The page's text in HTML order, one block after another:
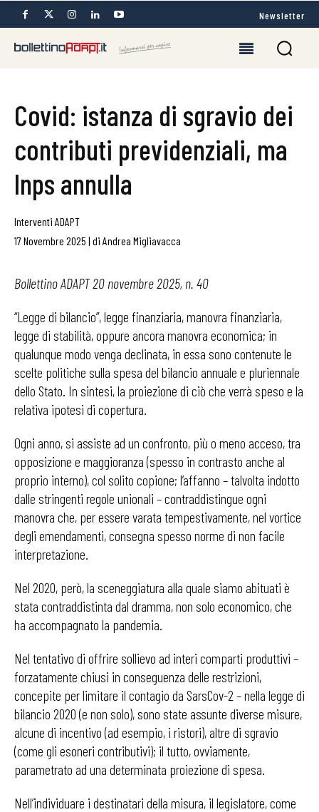
Newsletter
Covid: istanza di sgravio dei
contributi previdenziali, ma
Inps annulla
Interventi ADAPT
17 Novembre 2025 | di Andrea Migliavacca
Bollettino ADAPT 20 novembre 2025, n. 40
“Legge di bilancio”, legge finanziaria, manovra finanziaria,
legge di stabilità, oppure ancora manovra economica; in
qualunque modo venga declinata, in essa sono contenute le
scelte politiche sulla spesa del bilancio annuale e pluriennale
dello Stato. In sintesi, la proiezione di ciò che verrà speso e la
relativa ipotesi di copertura.
Ogni anno, si assiste ad un confronto, più o meno acceso, tra
opposizione e maggioranza (spesso in contrasto anche al
proprio interno), col solito copione; l’affanno – talvolta indotto
dalle stringenti regole unionali – contraddistingue ogni
manovra che, per essere varata tempestivamente, nel vortice
degli emendamenti, consegna spesso norme di non facile
interpretazione.
Nel 2020, però, la sceneggiatura alla quale siamo abituati è
stata contraddistinta dal dramma, non solo economico, che
ha accompagnato la pandemia.
Nel tentativo di offrire sollievo ad interi comparti produttivi –
forzatamente chiusi in conseguenza delle restrizioni,
concepite per limitare il contagio da SarsCov-2 – nella legge di
bilancio 2020 (e non solo), sono state assunte diverse misure,
alcune di incentivo (ad esempio, i ristori), altre di sgravio
(come gli esoneri contributivi); il tutto, ovviamente,
parametrato ad una determinata proiezione di spesa.
Nell’individuare i destinatari della misura, il legislatore, come